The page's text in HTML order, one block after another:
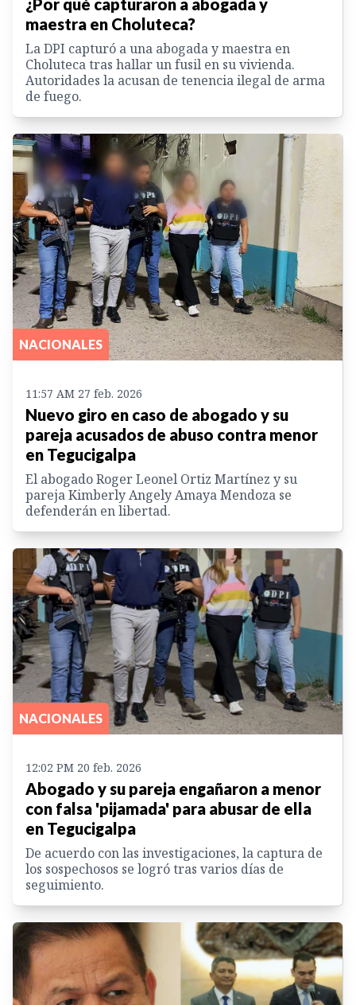
maestra en Choluteca?
La DPI capturó a una abogada y maestra en
Choluteca tras hallar un fusil en su vivienda.
Autoridades la acusan de tenencia ilegal de arma
de fuego.
NACIONALES
11:57 AM 27 feb. 2026
Nuevo giro en caso de abogado y su
pareja acusados de abuso contra menor
en Tegucigalpa
El abogado Roger Leonel Ortiz Martínez y su
pareja Kimberly Angely Amaya Mendoza se
defenderán en libertad.
NACIONALES
12:02 PM 20 feb. 2026
Abogado y su pareja engañaron a menor
con falsa 'pijamada' para abusar de ella
en Tegucigalpa
De acuerdo con las investigaciones, la captura de
los sospechosos se logró tras varios días de
seguimiento.